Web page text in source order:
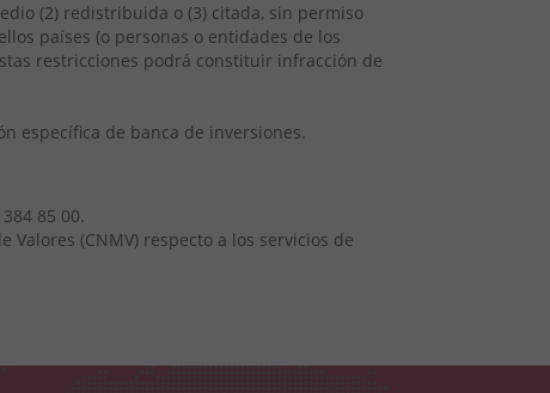
(2) redistribuida o (3) citada, sin permiso
países (o personas o entidades de los
restricciones podrá constituir infracción de
específica de banca de inversiones.
85 00.
(CNMV) respecto a los servicios de